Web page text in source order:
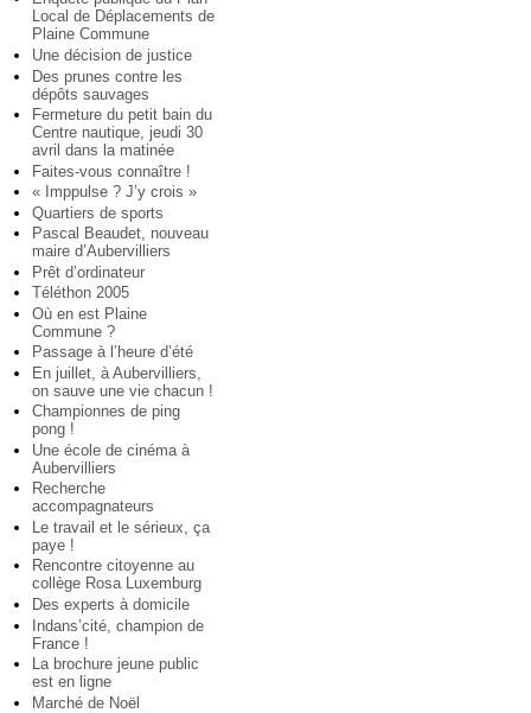
Local de Déplacements de
Plaine Commune
Une décision de justice
Des prunes contre les
dépôts sauvages
Fermeture du petit bain du
Centre nautique, jeudi 30
avril dans la matinée
Faites-vous connaître !
« Imppulse ? J’y crois »
Quartiers de sports
Pascal Beaudet, nouveau
maire d’Aubervilliers
Prêt d’ordinateur
Téléthon 2005
Où en est Plaine
Commune ?
Passage à l’heure d’été
En juillet, à Aubervilliers,
on sauve une vie chacun !
Championnes de ping
pong !
Une école de cinéma à
Aubervilliers
Recherche
accompagnateurs
Le travail et le sérieux, ça
paye !
Rencontre citoyenne au
collège Rosa Luxemburg
Des experts à domicile
Indans’cité, champion de
France !
La brochure jeune public
est en ligne
Marché de Noël